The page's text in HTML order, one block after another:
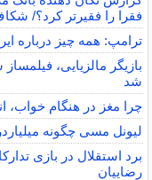
فقرا را فقیرتر کرد؟/ شکاف ۱۵ درصدی تورم میان فقیر
ترامپ: همه چیز درباره
بازیگر مالزیایی،
شد
چرا مغز در هنگام خواب،
لیونل مسی چگونه
برد استقلال در بازی
رضاییان